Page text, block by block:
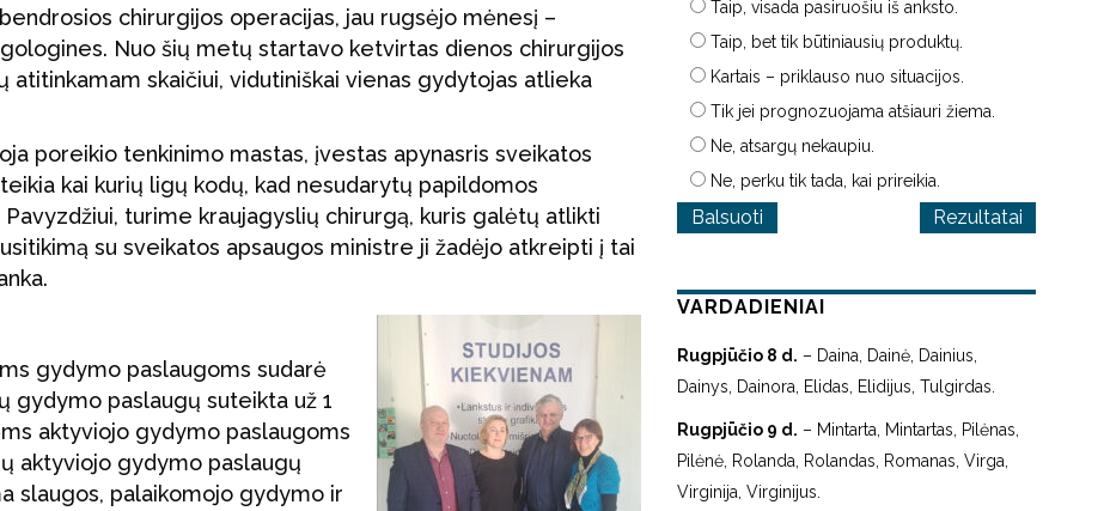
chirurgijos operacijas, jau rugsėjo mėnesį –
Nuo šių metų startavo ketvirtas dienos chirurgijos
atitinkamam skaičiui, vidutiniškai vienas gydytojas atlieka
poreikio tenkinimo mastas, įvestas apynasris sveikatos
kai kurių ligų kodų, kad nesudarytų papildomos
turime kraujagyslių chirurgą, kuris galėtų atlikti
su sveikatos apsaugos ministre ji žadėjo atkreipti į tai
gydymo paslaugoms sudarė
gydymo paslaugų suteikta už 1
aktyviojo gydymo paslaugoms
aktyviojo gydymo paslaugų
slaugos, palaikomojo gydymo ir
Taip, visada pasiruošiu iš anksto.
Taip, bet tik būtiniausių produktų.
Kartais – priklauso nuo situacijos.
Tik jei prognozuojama atšiauri žiema.
Ne, atsargų nekaupiu.
Ne, perku tik tada, kai prireikia.
Rezultatai
VARDADIENIAI
Rugpjūčio 8 d. – Daina, Dainė, Dainius,
Dainys, Dainora, Elidas, Elidijus, Tulgirdas.
Rugpjūčio 9 d. – Mintarta, Mintartas, Pilėnas,
Pilėnė, Rolanda, Rolandas, Romanas, Virga,
Virginija, Virginijus.